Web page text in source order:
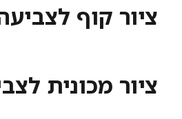
ציור קוף
ציור מכונית